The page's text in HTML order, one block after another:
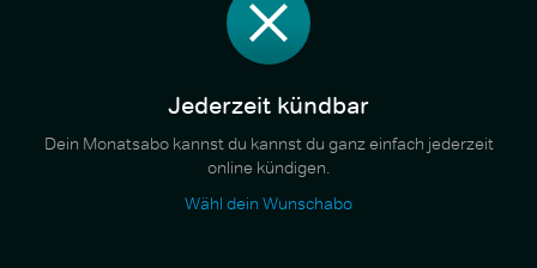
Jederzeit kündbar
Dein Monatsabo kannst du kannst du ganz einfach jederzeit
online kündigen.
Wähl dein Wunschabo